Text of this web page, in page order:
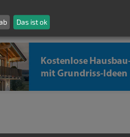
Einfamilienhaus
Das ist ok